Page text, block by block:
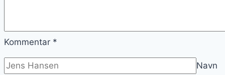
Kommentar *
Navn